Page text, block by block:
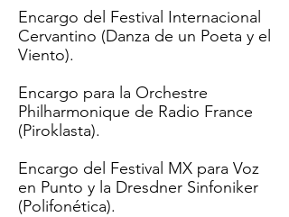
Encargo del Festival Internacional
Cervantino (Danza de un Poeta y el
Viento).
Encargo para la Orchestre
Philharmonique de Radio France
(Piroklasta).
Encargo del Festival MX para Voz
en Punto y la Dresdner Sinfoniker
(Polifonética).